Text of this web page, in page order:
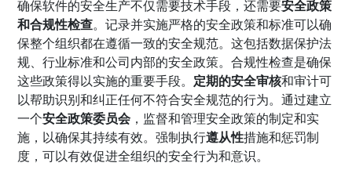
确保软件的安全生产不仅需要技术手段，还需要安全政策
和合规性检查。记录并实施严格的安全政策和标准可以确
保整个组织都在遵循一致的安全规范。这包括数据保护法
规、行业标准和公司内部的安全政策。合规性检查是确保
这些政策得以实施的重要手段。 定期的安全审核和审计可
以帮助识别和纠正任何不符合安全规范的行为。通过建立
一个安全政策委员会 ，监督和管理安全政策的制定和实
施，以确保其持续有效。强制执行遵从性措施和惩罚制
度，可以有效促进全组织的安全行为和意识。